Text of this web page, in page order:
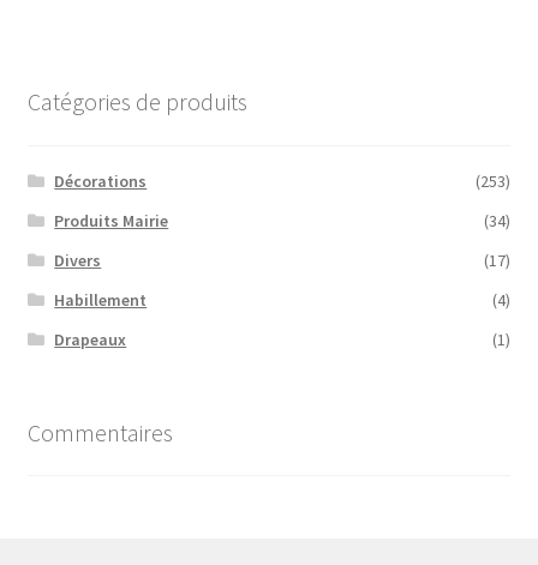
Catégories de produits
Décorations
(253)
Produits Mairie
(34)
Divers
(17)
Habillement
(4)
Drapeaux
(1)
Commentaires